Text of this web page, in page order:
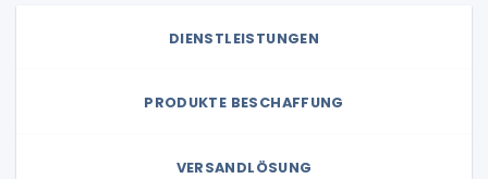
DIENSTLEISTUNGEN
PRODUKTE BESCHAFFUNG
VERSANDLÖSUNG